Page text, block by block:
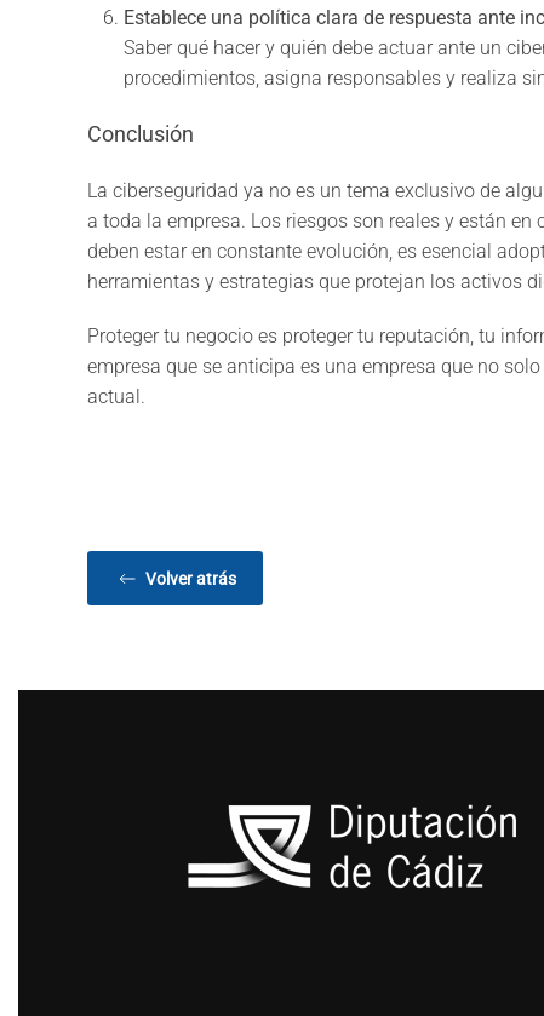
Establece una política clara de respuesta ante
Saber qué hacer y quién debe actuar ante un
procedimientos, asigna responsables y realiza
Conclusión
La ciberseguridad ya no es un tema exclusivo de
a toda la empresa. Los riesgos son reales y están
deben estar en constante evolución, es esencial
herramientas y estrategias que protejan los activos
Proteger tu negocio es proteger tu reputación, tu
empresa que se anticipa es una empresa que no
actual.
Volver atrás